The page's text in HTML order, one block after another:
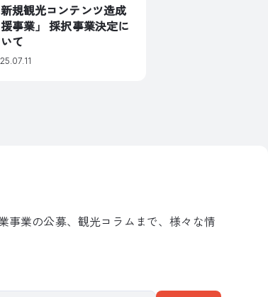
新規観光コンテンツ造成
事業」 採択事業決定に
て
事業の公募、観光コラムまで、様々な情